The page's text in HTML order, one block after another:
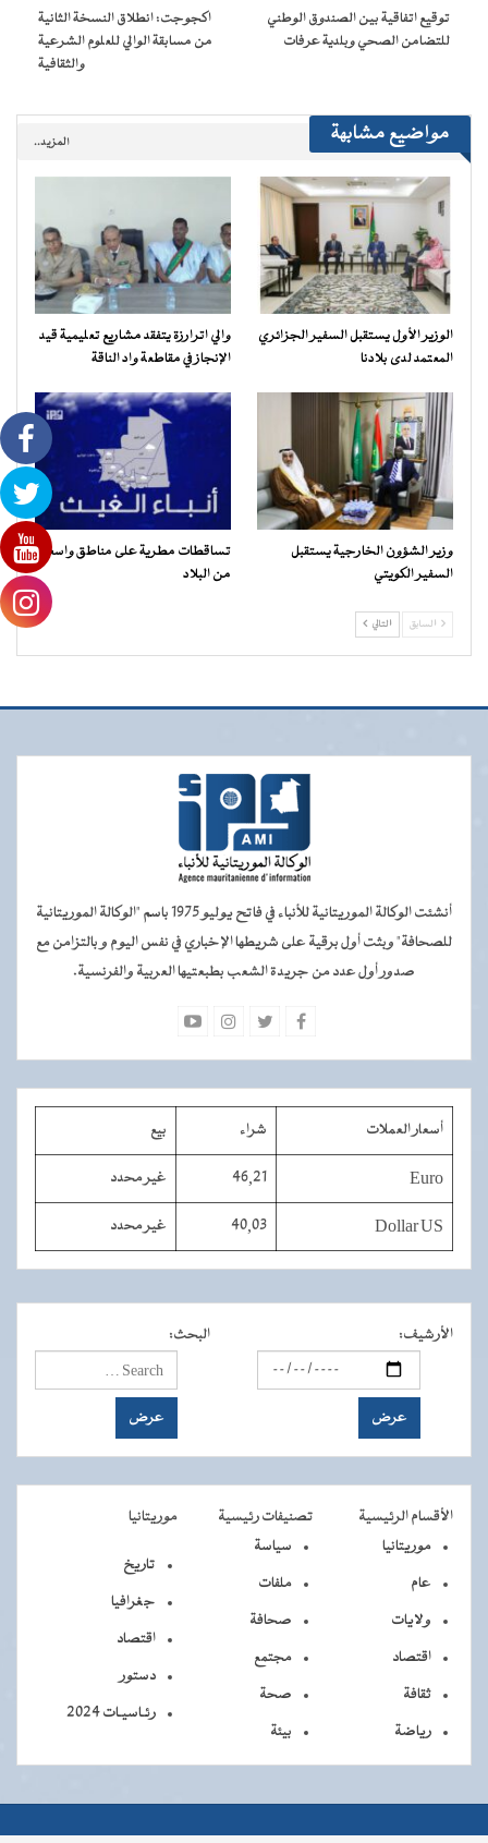
نافذة
جديدة)
توقيع اتفاقية بين الصندوق الوطني
للتضامن الصحي وبلدية عرفات
اكجوجت: انطلاق النسخة الثانية
من مسابقة الوالي للعلوم الشرعية
والثقافية
مواضيع مشابهة المزيد..
الوزير الأول يستقبل السفير الجزائري
المعتمد لدى بلادنا
والي اترارزة يتفقد مشاريع تعليمية قيد
الإنجاز في مقاطعة واد الناقة
وزير الشؤون الخارجية يستقبل
السفير الكويتي
تساقطات مطرية على مناطق واسعة
من البلاد
السابق التالي
أنشئت الوكالة الموريتانية للأنباء في فاتح يوليو 1975 باسم "الوكالة الموريتانية
للصحافة" وبثت أول برقية على شريطها الإخباري في نفس اليوم و بالتزامن مع
صدور أول عدد من جريدة الشعب بطبعتيها العربية والفرنسية.
أسعار العملات شراء بيع
Euro
46,21 غير محدد
Dollar US
40,03 غير محدد
الأرشيف: البحث:
الأقسام الرئيسية تصنيفات رئيسية
موريتانيا
موريتانيا
عام
ولايات
اقتصاد
ثقافة
رياضة
سياسة
ملفات
صحافة
مجتمع
صحة
بيئة
تاريخ
جغرافيا
اقتصاد
دستور
رئـاسيـات 2024